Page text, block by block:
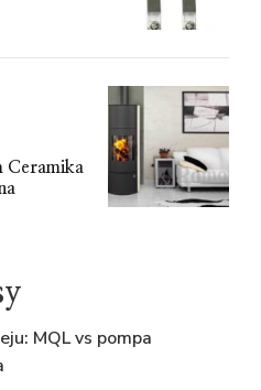
Ceramika
MQL vs pompa